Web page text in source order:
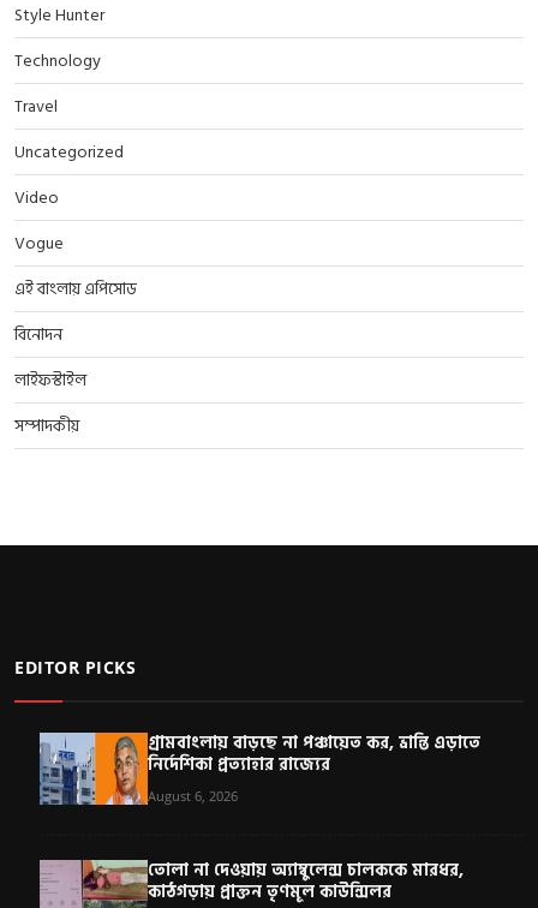
Style Hunter
Technology
Travel
Uncategorized
Video
Vogue
এই বাংলায় এপিসোড
বিনোদন
লাইফস্টাইল
সম্পাদকীয়
EDITOR PICKS
গ্রামবাংলায় বাড়ছে না পঞ্চায়েত কর, ভ্রান্তি এড়াতে
নির্দেশিকা প্রত্যাহার রাজ্যের
August 6, 2026
তোলা না দেওয়ায় অ্যাম্বুলেন্স চালককে মারধর,
কাঠগড়ায় প্রাক্তন তৃণমূল কাউন্সিলর